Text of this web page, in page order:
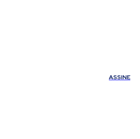
ASSINE